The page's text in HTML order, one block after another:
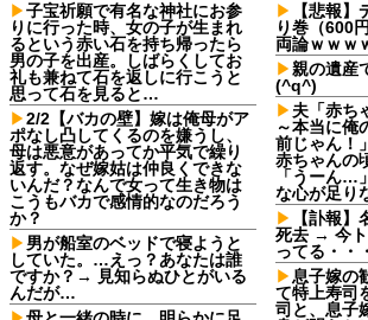
子宝祈願で有名な神社にお参
りに行った時、女の子が生まれ
るという赤い石を持ち帰ったら
男の子を出産。しばらくしてお
礼も兼ねて石を返しに行こうと
思って石を見ると…
2/2【バカの壁】嫁は俺母がア
ポなし凸してくるのを嫌うし、
母は悪意があってか平気で繰り
返す。なぜ嫁姑は仲良くできな
いんだ？なんで女って生き物は
こうもバカで感情的なのだろう
か？
男が船室のベッドで寝ようと
していた。…えっ？あなたは誰
ですか？→ 見知らぬひとがいる
んだが…
【悲報
り巻（600
両論ｗｗｗ
親の遺産
(^q^)
夫「赤ち
～本当に俺
前じゃん！
赤ちゃんの
「うーん…
な心が足り
【訃報
死去 → 今ト
ってる・・・
息子嫁の
て特上寿司
司と、息子